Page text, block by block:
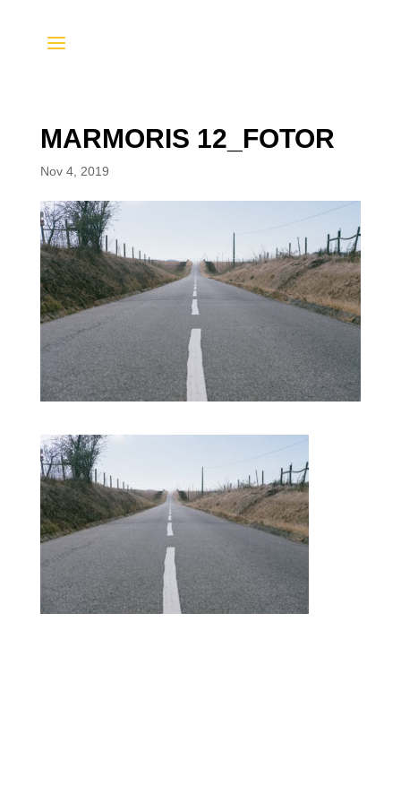
MARMORIS 12_FOTOR
Nov 4, 2019